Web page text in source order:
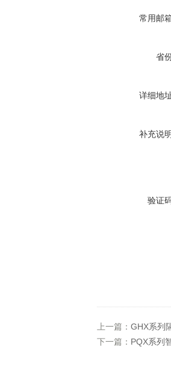
常用邮
省
详细地
补充说
验证
上一篇： GHX系列
下一篇： PQX系列